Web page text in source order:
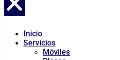
Inicio
Servicios
Móviles